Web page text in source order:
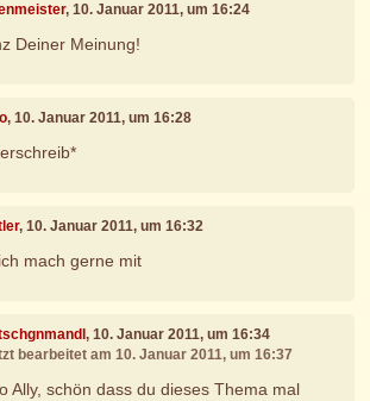
, 10. Januar 2011, um 16:24
Deiner Meinung!
, 10. Januar 2011, um 16:28
, 10. Januar 2011, um 16:32
mach gerne mit
, 10. Januar 2011, um 16:34
bearbeitet am 10. Januar 2011, um 16:37
Ally, schön dass du dieses Thema mal